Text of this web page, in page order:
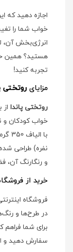
اجازه دهید که
خواب شما را
انرژی‌بخش آن،
هستید؟ همین
تجربه کنید!
مزایای روتختی
روتختی پاندا از
خواب کودکان و
با
نفره) طراحی
و رنگارنگ آن،
خرید از
فروشگاه
در طرح‌ها و
برای شما فراهم
سفارش دهید و